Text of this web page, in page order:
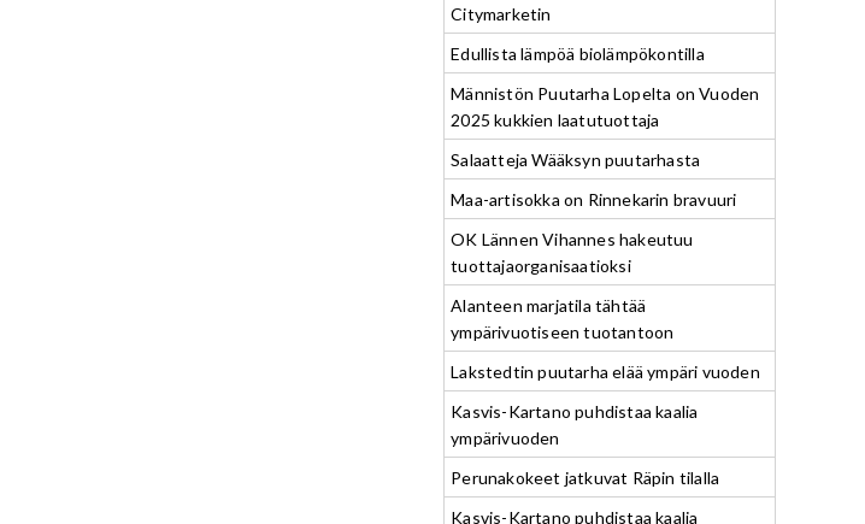
Citymarketin
Edullista lämpöä biolämpökontilla
Männistön Puutarha Lopelta on Vuoden
2025 kukkien laatutuottaja
Salaatteja Wääksyn puutarhasta
Maa-artisokka on Rinnekarin bravuuri
OK Lännen Vihannes hakeutuu
tuottajaorganisaatioksi
Alanteen marjatila tähtää
ympärivuotiseen tuotantoon
Lakstedtin puutarha elää ympäri vuoden
Kasvis-Kartano puhdistaa kaalia
ympärivuoden
Perunakokeet jatkuvat Räpin tilalla
Kasvis-Kartano puhdistaa kaalia